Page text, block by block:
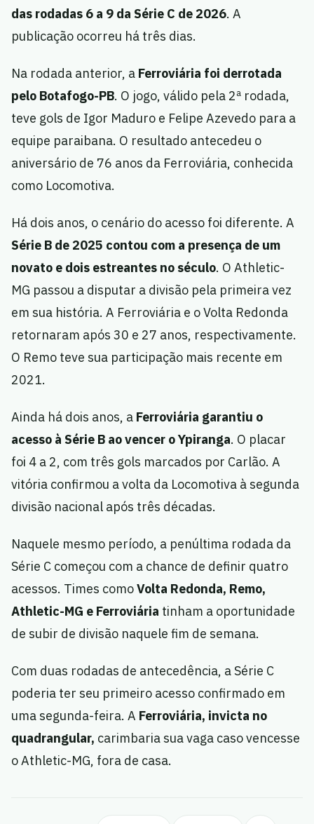
das rodadas 6 a 9 da Série C de 2026. A
publicação ocorreu há três dias.
Na rodada anterior, a Ferroviária foi derrotada
pelo Botafogo-PB. O jogo, válido pela 2ª rodada,
teve gols de Igor Maduro e Felipe Azevedo para a
equipe paraibana. O resultado antecedeu o
aniversário de 76 anos da Ferroviária, conhecida
como Locomotiva.
Há dois anos, o cenário do acesso foi diferente. A
Série B de 2025 contou com a presença de um
novato e dois estreantes no século. O Athletic-
MG passou a disputar a divisão pela primeira vez
em sua história. A Ferroviária e o Volta Redonda
retornaram após 30 e 27 anos, respectivamente.
O Remo teve sua participação mais recente em
2021.
Ainda há dois anos, a Ferroviária garantiu o
acesso à Série B ao vencer o Ypiranga. O placar
foi 4 a 2, com três gols marcados por Carlão. A
vitória confirmou a volta da Locomotiva à segunda
divisão nacional após três décadas.
Naquele mesmo período, a penúltima rodada da
Série C começou com a chance de definir quatro
acessos. Times comoVolta Redonda, Remo,
Athletic-MG e Ferroviária tinham a oportunidade
de subir de divisão naquele fim de semana.
Com duas rodadas de antecedência, a Série C
poderia ter seu primeiro acesso confirmado em
uma segunda-feira. A Ferroviária, invicta no
quadrangular, carimbaria sua vaga caso vencesse
o Athletic-MG, fora de casa.